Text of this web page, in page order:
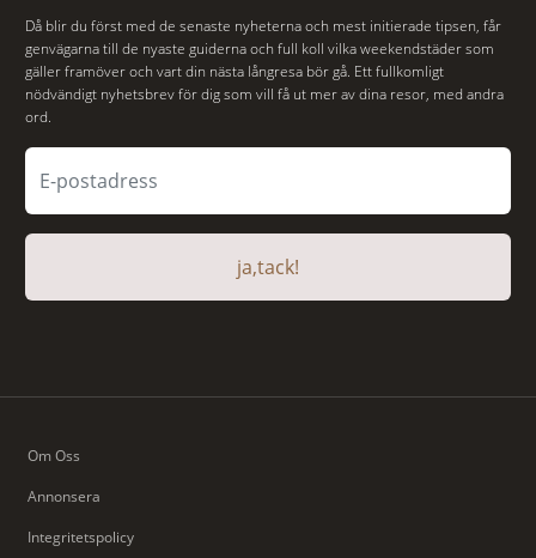
Då blir du först med de senaste nyheterna och mest initierade tipsen, får
genvägarna till de nyaste guiderna och full koll vilka weekendstäder som
gäller framöver och vart din nästa långresa bör gå. Ett fullkomligt
nödvändigt nyhetsbrev för dig som vill få ut mer av dina resor, med andra
ord.
ja,tack!
Om Oss
Annonsera
Integritetspolicy